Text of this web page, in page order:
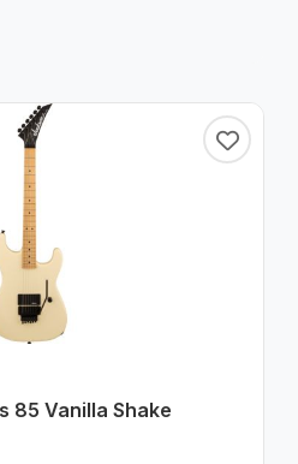
85 Vanilla Shake